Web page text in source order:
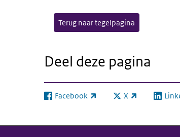
Terug naar tegelpagina
Deel deze pagina
Facebook
(externe link) X
(externe link)